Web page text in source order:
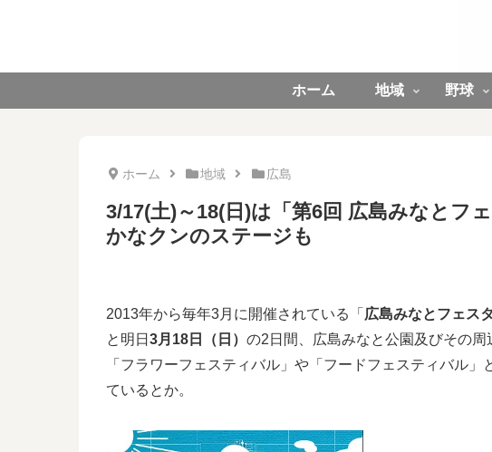
ホーム 地域 野球
ホーム 地域 広島
3/17(土)～18(日)は「第6回 広島みなとフ
かなクンのステージも
2013年から毎年3月に開催されている「 広島みなとフェスタ
と明日 3月18日（日） の2日間、広島みなと公園及びその周
「フラワーフェスティバル」や「フードフェスティバル
ているとか。